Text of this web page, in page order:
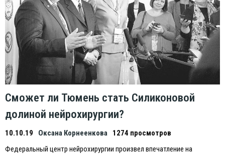
Сможет ли Тюмень стать Силиконовой
долиной нейрохирургии?
10.10.19 Оксана Корнеенкова
1274 просмотров
Федеральный центр нейрохирургии произвел впечатление на